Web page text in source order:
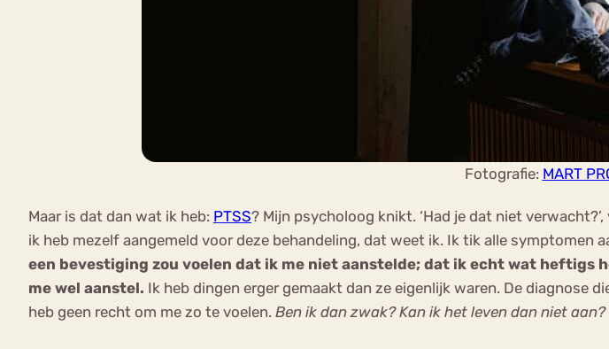
Fotografie: MART
Maar is dat dan wat ik heb: PTSS? Mijn psycholoog knikt. ‘Had je dat niet
ik heb mezelf aangemeld voor deze behandeling, dat weet ik. Ik tik alle symptomen
een bevestiging zou voelen dat ik me niet aanstelde; dat ik echt wat heftigs
me wel aanstel. Ik heb dingen erger gemaakt dan ze eigenlijk waren. De diagnose
heb geen recht om me zo te voelen. Ben ik dan zwak? Kan ik het leven dan niet